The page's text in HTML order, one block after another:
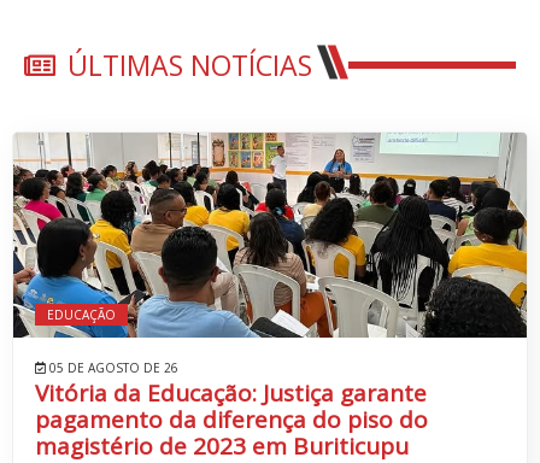
ÚLTIMAS NOTÍCIAS
EDUCAÇÃO
05 DE AGOSTO DE 26
Vitória da Educação: Justiça garante
pagamento da diferença do piso do
magistério de 2023 em Buriticupu